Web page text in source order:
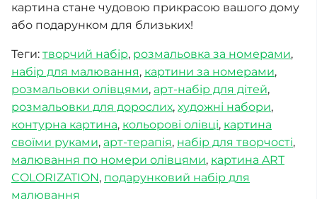
картина стане чудовою прикрасою вашого дому
або подарунком для близьких!
Теги: творчий набір, розмальовка за номерами,
набір для малювання, картини за номерами,
розмальовки олівцями, арт-набір для дітей,
розмальовки для дорослих, художні набори,
контурна картина, кольорові олівці, картина
своїми руками, арт-терапія, набір для творчості,
малювання по номери олівцями, картина ART
COLORIZATION, подарунковий набір для
малювання